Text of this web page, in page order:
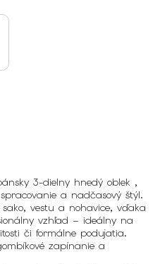
3-dielny hnedý oblek ,
a nadčasový štýl.
sako, vestu a nohavice, vďaka
vzhľad – ideálny na
či formálne podujatia.
zapínanie a